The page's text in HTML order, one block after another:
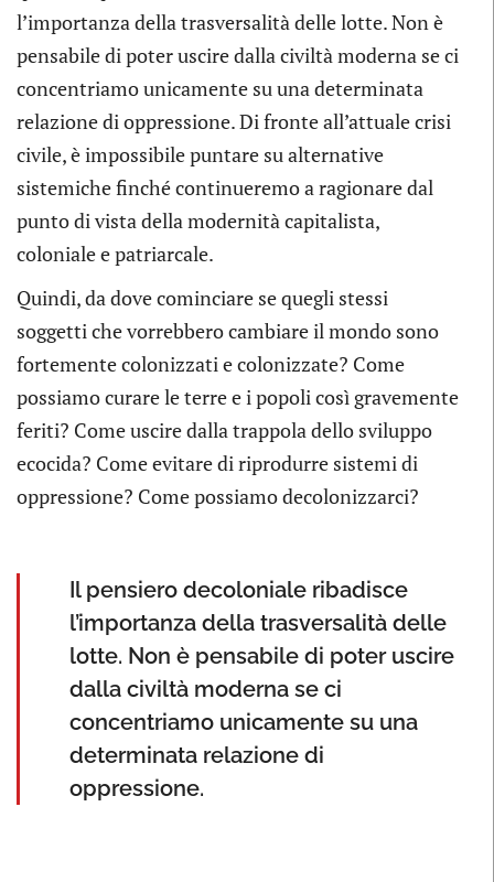
l’importanza della trasversalità delle lotte. Non è
pensabile di poter uscire dalla civiltà moderna se ci
concentriamo unicamente su una determinata
relazione di oppressione. Di fronte all’attuale crisi
civile, è impossibile puntare su alternative
sistemiche finché continueremo a ragionare dal
punto di vista della modernità capitalista,
coloniale e patriarcale.
Quindi, da dove cominciare se quegli stessi
soggetti che vorrebbero cambiare il mondo sono
fortemente colonizzati e colonizzate? Come
possiamo curare le terre e i popoli così gravemente
feriti? Come uscire dalla trappola dello sviluppo
ecocida? Come evitare di riprodurre sistemi di
oppressione? Come possiamo decolonizzarci?
Il pensiero decoloniale ribadisce
l’importanza della trasversalità delle
lotte. Non è pensabile di poter uscire
dalla civiltà moderna se ci
concentriamo unicamente su una
determinata relazione di
oppressione.